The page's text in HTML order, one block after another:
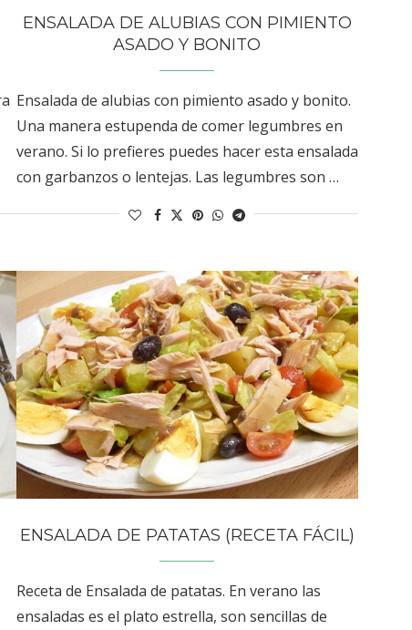
ENSALADA DE ALUBIAS CON PIMIENTO
ASADO Y BONITO
Ensalada de alubias con pimiento asado y bonito.
Una manera estupenda de comer legumbres en
verano. Si lo prefieres puedes hacer esta ensalada
con garbanzos o lentejas. Las legumbres son …
ENSALADA DE PATATAS (RECETA FÁCIL)
Receta de Ensalada de patatas. En verano las
ensaladas es el plato estrella, son sencillas de